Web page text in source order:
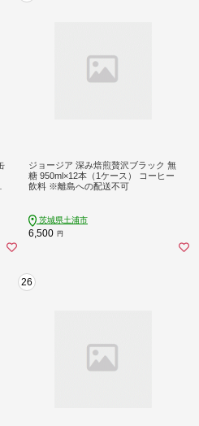
ジョージア 深み焙煎贅沢ブラック 無
糖 950ml×12本（1ケース） コーヒー
飲料 ※離島への配送不可
茨城県土浦市
6,500 円
26